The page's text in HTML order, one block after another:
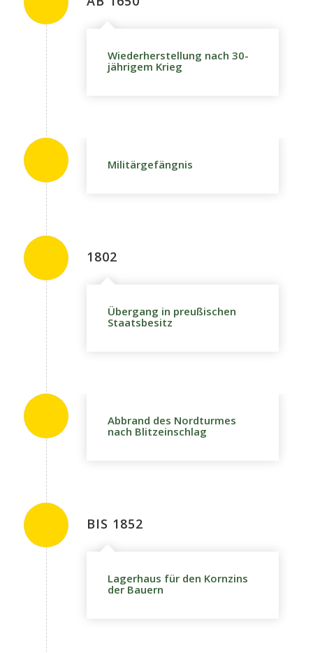
Wiederherstellung nach 30-
jährigem Krieg
Militärgefängnis
1802
Übergang in preußischen
Staatsbesitz
Abbrand des Nordturmes
nach Blitzeinschlag
BIS 1852
Lagerhaus für den Kornzins
der Bauern